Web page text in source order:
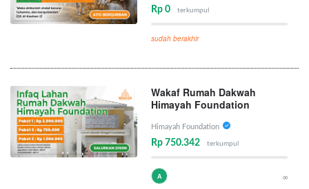
Rp 0 terkumpul
sudah berakhir
Wakaf Rumah Dakwah
Himayah Foundation
Himayah Foundation
Rp 750.342 terkumpul
A ∞